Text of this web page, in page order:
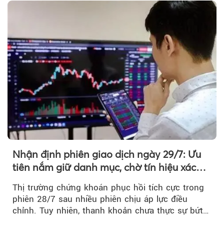
tiền vẫn chưa thực sự trở lại.
Nhận định phiên giao dịch ngày 29/7: Ưu
tiên nắm giữ danh mục, chờ tín hiệu xác
Thị trường chứng khoán phục hồi tích cực trong
phiên 28/7 sau nhiều phiên chịu áp lực điều
chỉnh. Tuy nhiên, thanh khoản chưa thực sự bứt